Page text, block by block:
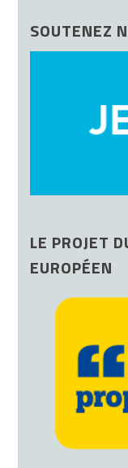
SOUTENEZ
LE PROJET
EUROPÉEN